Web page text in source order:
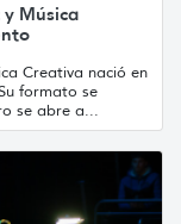
Música
Creativa nació en
formato se
se abre a...